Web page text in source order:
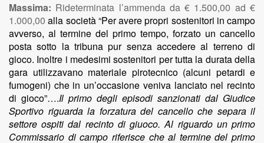
Massima: Rideterminata l’ammenda da € 1.500,00 ad €
1.000,00 alla società “Per avere propri sostenitori in campo
avverso, al termine del primo tempo, forzato un cancello
posta sotto la tribuna pur senza accedere al terreno di
gioco. Inoltre i medesimi sostenitori per tutta la durata della
gara utilizzavano materiale pirotecnico (alcuni petardi e
fumogeni) che in un’occasione veniva lanciato nel recinto
di gioco”….Il primo degli episodi sanzionati dal Giudice
Sportivo riguarda la forzatura del cancello che separa il
settore ospiti dal recinto di giuoco. Al riguardo un primo
Commissario di campo riferisce che al termine del primo